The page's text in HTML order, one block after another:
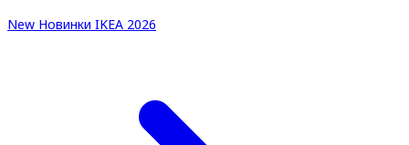
New Новинки IKEA 2026